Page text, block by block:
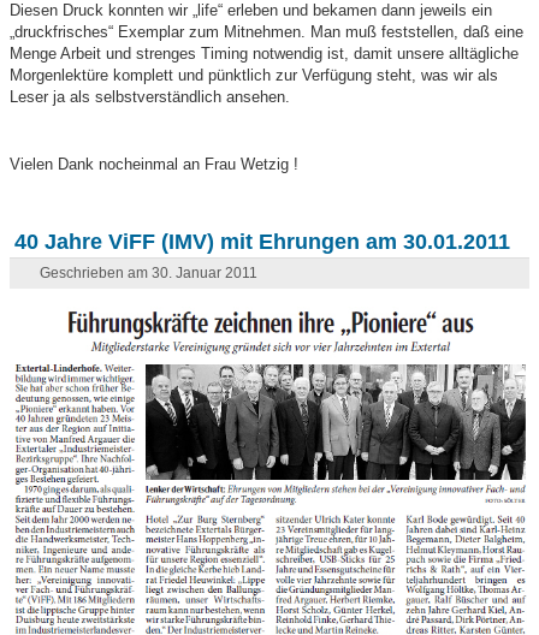
Diesen Druck konnten wir „life“ erleben und bekamen dann jeweils ein
„druckfrisches“ Exemplar zum Mitnehmen. Man muß feststellen, daß eine
Menge Arbeit und strenges Timing notwendig ist, damit unsere alltägliche
Morgenlektüre komplett und pünktlich zur Verfügung steht, was wir als
Leser ja als selbstverständlich ansehen.
Vielen Dank nocheinmal an Frau Wetzig !
40 Jahre ViFF (IMV) mit Ehrungen am 30.01.2011
Geschrieben am 30. Januar 2011